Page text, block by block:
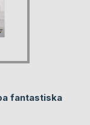
fantastiska